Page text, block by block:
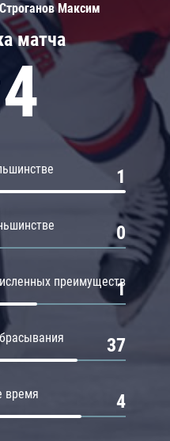
матча
1
0
преимуществ
1
37
время 4
Максим